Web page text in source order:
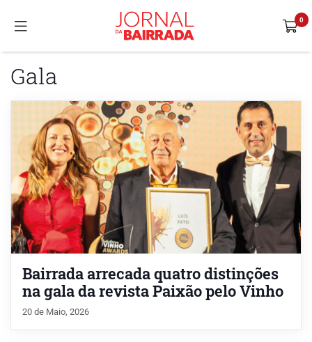
Gala
Bairrada arrecada quatro distinções
na gala da revista Paixão pelo Vinho
20 de Maio, 2026